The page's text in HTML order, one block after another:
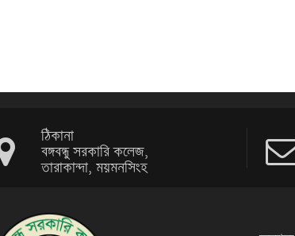
ঠিকানা
বঙ্গবন্ধু সরকারি কলেজ,
তারাকান্দা, ময়মনসিংহ